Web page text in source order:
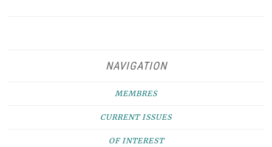
NAVIGATION
MEMBRES
CURRENT ISSUES
OF INTEREST